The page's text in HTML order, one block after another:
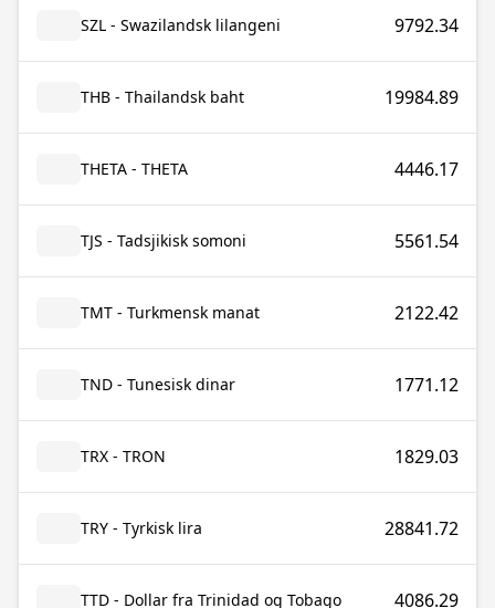
SZL - Swazilandsk lilangeni 9792.34
THB - Thailandsk baht 19984.89
THETA - THETA 4446.17
TJS - Tadsjikisk somoni 5561.54
TMT - Turkmensk manat 2122.42
TND - Tunesisk dinar 1771.12
TRX - TRON 1829.03
TRY - Tyrkisk lira 28841.72
TTD - Dollar fra Trinidad og Tobago 4086.29